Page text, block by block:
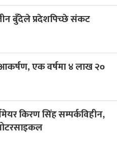
बुँदेले प्रदेशपिच्छे संकट
एक वर्षमा ४ लाख २०
किरण सिंह सम्पर्कविहीन,